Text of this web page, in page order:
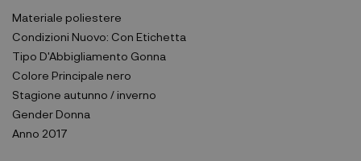
Materiale poliestere
Condizioni Nuovo: Con Etichetta
Tipo D'Abbigliamento Gonna
Colore Principale nero
Stagione autunno / inverno
Gender Donna
Anno 2017